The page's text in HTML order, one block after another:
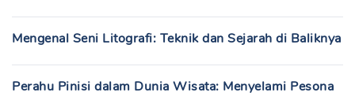
Mengenal Seni Litografi: Teknik dan Sejarah di Baliknya
Perahu Pinisi dalam Dunia Wisata: Menyelami Pesona